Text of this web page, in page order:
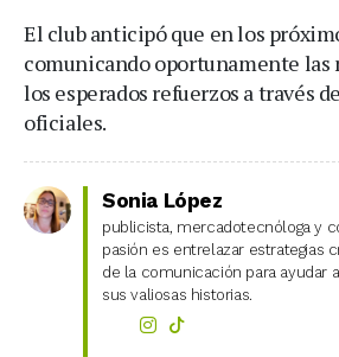
El club anticipó que en los
comunicando oportunamente las
los esperados refuerzos a través
oficiales.
Sonia López
publicista, mercadotecnóloga y
pasión es entrelazar estrategias
de la comunicación para ayudar
sus valiosas historias.